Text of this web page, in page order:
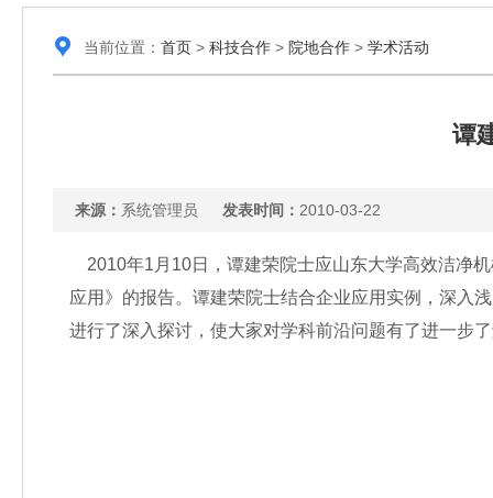
当前位置： 首页> 科技合作> 院地合作> 学术活动
谭
来源： 系统管理员 发表时间： 2010-03-22
2010年1月10日，谭建荣院士应山东大学高效洁净
应用》的报告。谭建荣院士结合企业应用实例，深入
进行了深入探讨，使大家对学科前沿问题有了进一步